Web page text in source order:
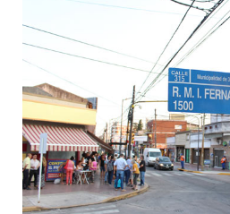
veredas
centro
comercial